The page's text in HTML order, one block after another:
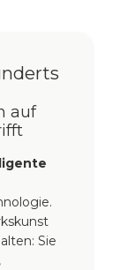
auf
Sie